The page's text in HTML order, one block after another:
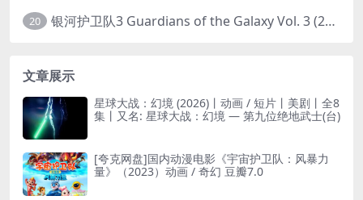
20 银河护卫队3 Guardians of the Galaxy Vol. 3 (2023)4K高清资源1080p只分享精品
文章展示
星球大战：幻境 (2026)丨动画 / 短片丨美剧丨全8
集丨又名: 星球大战：幻境 — 第九位绝地武士(台)
[夸克网盘]国内动漫电影《宇宙护卫队：风暴力
量》（2023）动画 / 奇幻 豆瓣7.0